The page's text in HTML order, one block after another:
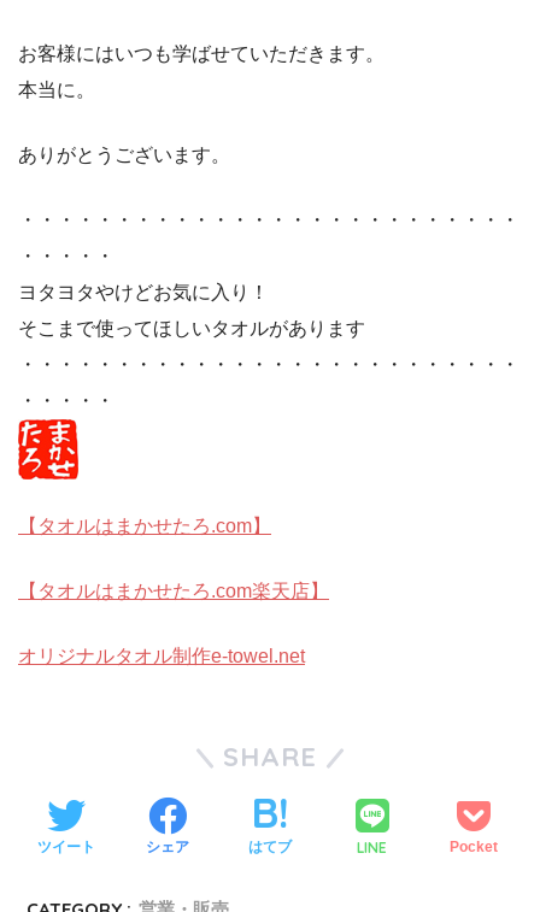
お客様にはいつも学ばせていただきます。
本当に。
ありがとうございます。
・・・・・・・・・・・・・・・・・・・・・・・・・・
・・・・・
ヨタヨタやけどお気に入り！
そこまで使ってほしいタオルがあります
・・・・・・・・・・・・・・・・・・・・・・・・・・
・・・・・
【タオルはまかせたろ.com】
【タオルはまかせたろ.com楽天店】
オリジナルタオル制作e-towel.net
SHARE
ツイート シェア はてブ LINE Pocket